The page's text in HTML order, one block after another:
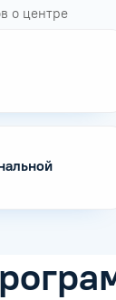
о центре